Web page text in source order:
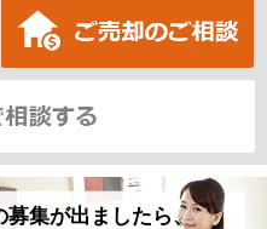
募集が出ましたら、